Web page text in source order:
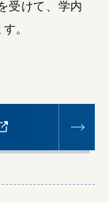
受けて、学内
。